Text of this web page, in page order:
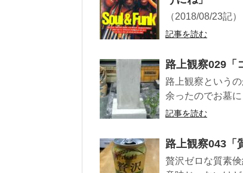
（2018/08/23記）
記事を読む
路上観察029「
路上観察という
余ったのでお墓
記事を読む
路上観察043「
贅沢ゼロな質素